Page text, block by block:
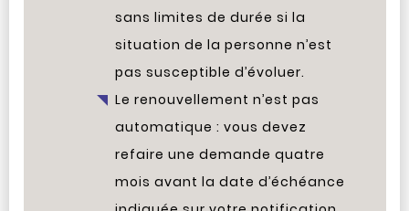
sans limites de durée si la
situation de la personne n’est
pas susceptible d’évoluer.
Le renouvellement n’est pas
automatique : vous devez
refaire une demande quatre
mois avant la date d’échéance